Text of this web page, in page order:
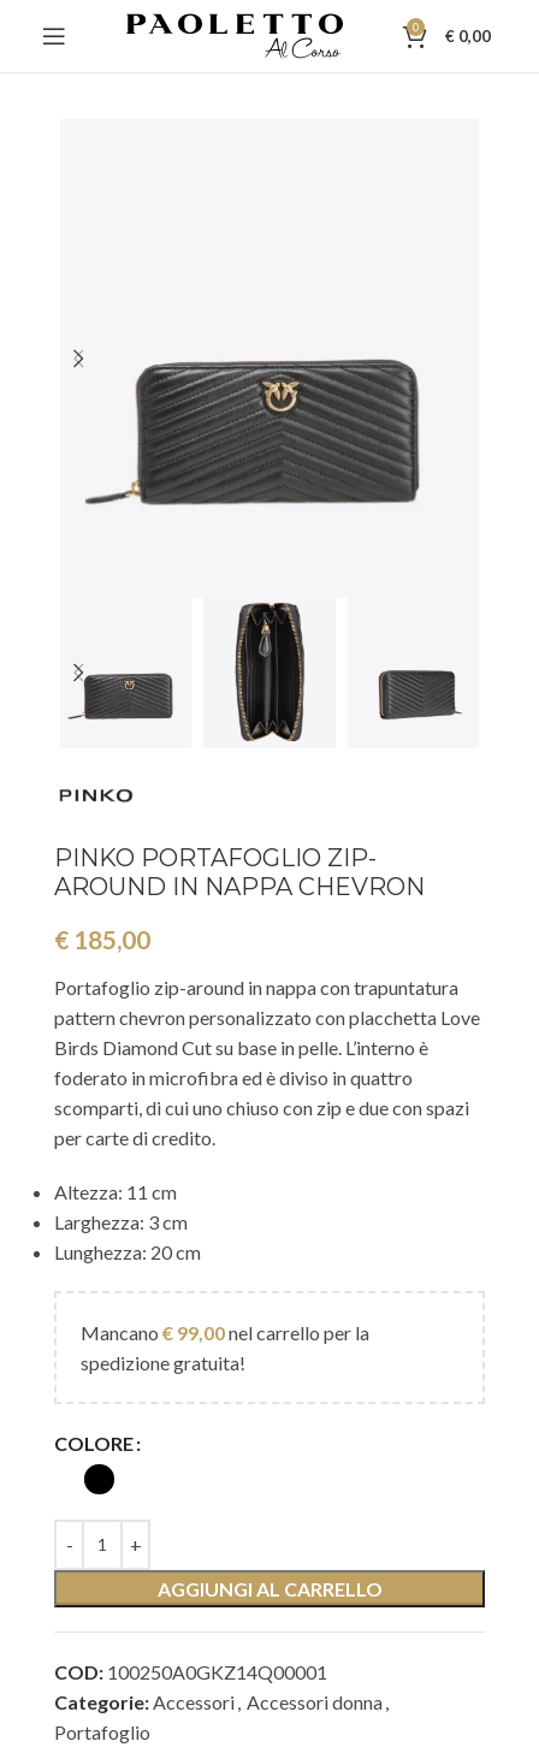
0 € 0,00
PINKO PORTAFOGLIO ZIP-
AROUND IN NAPPA CHEVRON
€ 185,00
Portafoglio zip-around in nappa con trapuntatura
pattern chevron personalizzato con placchetta Love
Birds Diamond Cut su base in pelle. L’interno è
foderato in microfibra ed è diviso in quattro
scomparti, di cui uno chiuso con zip e due con spazi
per carte di credito.
Altezza: 11 cm
Larghezza: 3 cm
Lunghezza: 20 cm
Mancano € 99,00nel carrello per la
spedizione gratuita!
COLORE
AGGIUNGI AL CARRELLO
COD: 100250A0GKZ14Q00001
Categorie: Accessori Accessori donna
Portafoglio